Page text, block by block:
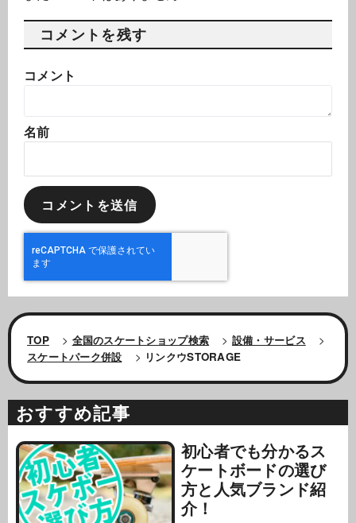
コメントを残す
コメント
名前
TOP > 全国のスケートショップ検索 > 設備・サービス
>
スケートパーク併設
> リンクウSTORAGE
おすすめ記事
初心者でも分かるス
ケートボードの選び
方と人気ブランド紹
介！